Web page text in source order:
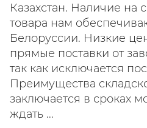
Казахстан. Наличие на
товара нам
Белоруссии. Низкие
прямые поставки от
так как исключается
Преимущества
заключается в сроках
ждать ...